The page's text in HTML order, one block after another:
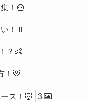
！🍟
！🍼
？👶
！🐯
ス！🐷 3